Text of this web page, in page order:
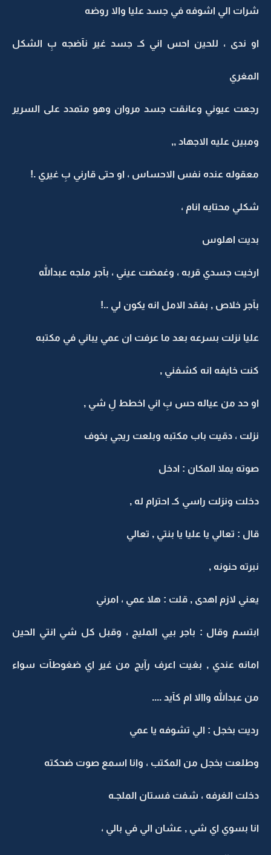
شرات الي اشوفه في جسد عليا والا روضه
او ندى ، للحين احس اني كـ جسد غير نآضجه بِ الشكل
المغري
رجعت عيوني وعانقت جسد مروان وهو متمدد على السرير
ومبين عليه الاجهاد ,,
معقوله عنده نفس الاحساس ، او حتى قارني بِ غيري .!
شكلي محتايه انام ،
بديت اهلوس
ارخيت جسدي قربه ، وغمضت عيني ، بآجر ملجه عبدالله
بآجر خلاص , بفقد الامل انه يكون لي ..!
عليا نزلت بسرعه بعد ما عرفت ان عمي يباني في مكتبه
كنت خايفه انه كشفني ,
او حد من عياله حس بِ اني اخطط لِ شي ,
نزلت ، دقيت باب مكتبه وبلعت ريجي بخوف
صوته يملا المكان : ادخل
دخلت ونزلت راسي كـ احترام له ,
قال : تعالي يا عليا يا بنتي , تعالي
نبرته حنونه ,
يعني لازم اهدى , قلت : هلا عمي ، امرني
ابتسم وقال : باجر بيي المليج ، وقبل كل شي انتي الحين
امانه عندي , بغيت اعرف رآيج من غير اي ضغوطآت سواء
من عبدالله واالا ام كآيد ....
رديت بخجل : الي تشوفه يا عمي
وطلعت بخجل من المكتب ، وانا اسمع صوت ضحكته
دخلت الغرفه ، شفت فستان الملجـه
انا بسوي اي شي , عشان الي في بالي ،